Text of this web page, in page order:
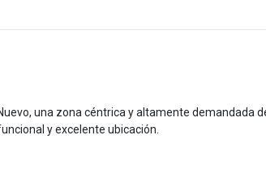
una zona céntrica y altamente demandada
y excelente ubicación.